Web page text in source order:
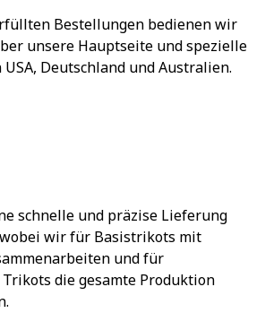
Bestellungen bedienen wir
unsere Hauptseite und spezielle
Deutschland und Australien.
schnelle und präzise Lieferung
wir für Basistrikots mit
und für
die gesamte Produktion